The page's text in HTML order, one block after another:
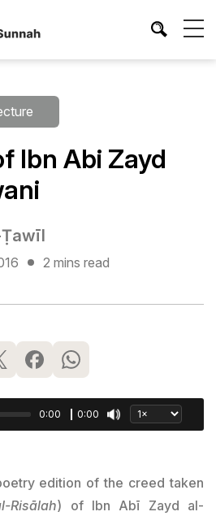
Ibn Abi Zayd
2 mins read
0:00 0:00
edition of the creed taken
Risālah) of Ibn Abī Zayd al-